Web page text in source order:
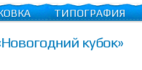
ТИПОГРАФИЯ
кубок»